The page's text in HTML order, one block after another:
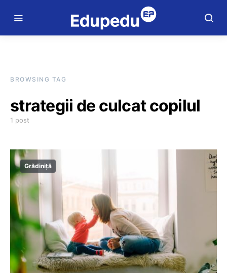
BROWSING TAG
strategii de culcat copilul
1 post
Grădiniță